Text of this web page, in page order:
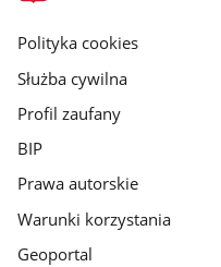
gov.pl
Polityka cookies
Służba cywilna
Profil zaufany
BIP
Prawa autorskie
Warunki korzystania
Geoportal